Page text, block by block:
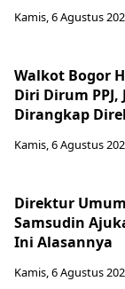
Kamis, 6 Agustus
Walkot Bogor
Diri Dirum
Dirangkap
Kamis, 6 Agustus
Direktur
Samsudin
Ini Alasannya
Kamis, 6 Agustus